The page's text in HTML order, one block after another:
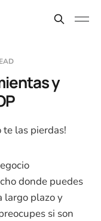
y
te las pierdas!
donde puedes
largo plazo y
si son